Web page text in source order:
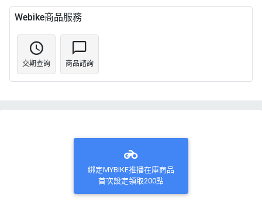
Webike商品服務
交期查詢 商品諮詢
綁定MYBIKE推播在庫商品
首次設定領取200點